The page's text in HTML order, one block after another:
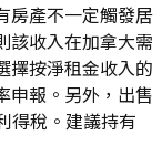
房產不一定觸發居
該收入在加拿大需
擇按淨租金收入的
申報。另外，出售
得稅。建議持有